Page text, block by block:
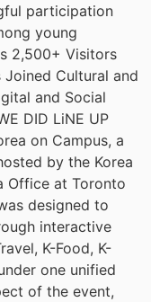
participation
young
2,500+ Visitors
Cultural and
and Social
DID LiNE UP
on Campus, a
by the Korea
Office at Toronto
designed to
interactive
K-Food, K-
one unified
of the event,